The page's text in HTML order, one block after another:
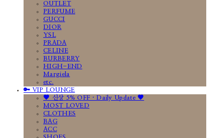
OUTLET
PERFUME
GUCCI
DIOR
YSL
PRADA
CELINE
BURBERRY
HIGH-END
Margiela
etc.
🔑 VIP LOUNGE
🤎 신상 5% OFF · Daily Update 🤎
MOST LOVED
CLOTHES
BAG
ACC